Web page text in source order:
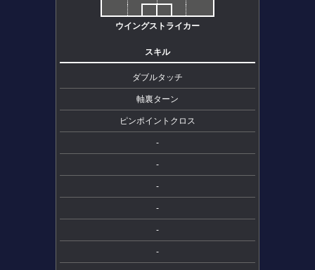
ウイングストライカー
スキル
ダブルタッチ
軸裏ターン
ピンポイントクロス
-
-
-
-
-
-